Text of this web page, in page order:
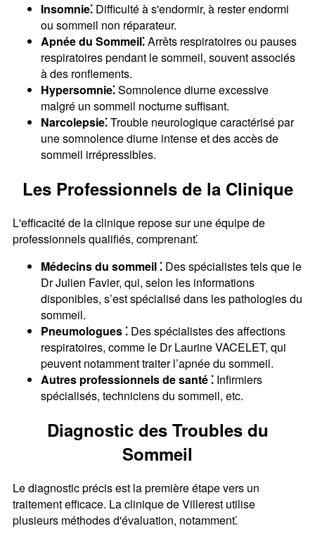
Insomnie⁚Difficulté à s'endormir, à rester endormi
ou sommeil non réparateur.
Apnée du Sommeil⁚Arrêts respiratoires ou pauses
respiratoires pendant le sommeil, souvent associés
à des ronflements.
Hypersomnie⁚Somnolence diurne excessive
malgré un sommeil nocturne suffisant.
Narcolepsie⁚Trouble neurologique caractérisé par
une somnolence diurne intense et des accès de
sommeil irrépressibles.
Les Professionnels de la Clinique
L'efficacité de la clinique repose sur une équipe de
professionnels qualifiés, comprenant⁚
Médecins du sommeil ⁚Des spécialistes tels que le
Dr Julien Favier, qui, selon les informations
disponibles, s’est spécialisé dans les pathologies du
sommeil.
Pneumologues ⁚Des spécialistes des affections
respiratoires, comme le Dr Laurine VACELET, qui
peuvent notamment traiter l’apnée du sommeil.
Autres professionnels de santé ⁚Infirmiers
spécialisés, techniciens du sommeil, etc.
Diagnostic des Troubles du
Sommeil
Le diagnostic précis est la première étape vers un
traitement efficace. La clinique de Villerest utilise
plusieurs méthodes d'évaluation, notamment⁚